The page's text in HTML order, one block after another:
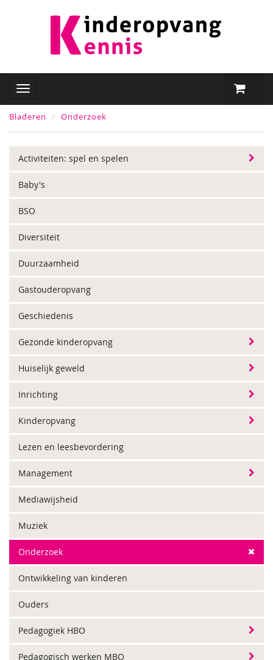
Bladeren Onderzoek
Activiteiten: spel en spelen
Baby's
BSO
Diversiteit
Duurzaamheid
Gastouderopvang
Geschiedenis
Gezonde kinderopvang
Huiselijk geweld
Inrichting
Kinderopvang
Lezen en leesbevordering
Management
Mediawijsheid
Muziek
Onderzoek
Ontwikkeling van kinderen
Ouders
Pedagogiek HBO
Pedagogisch werken MBO